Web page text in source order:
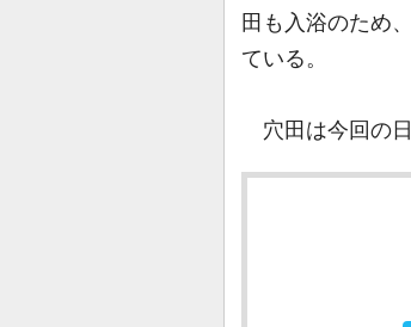
田も入浴のため
ている。
穴田は今回の